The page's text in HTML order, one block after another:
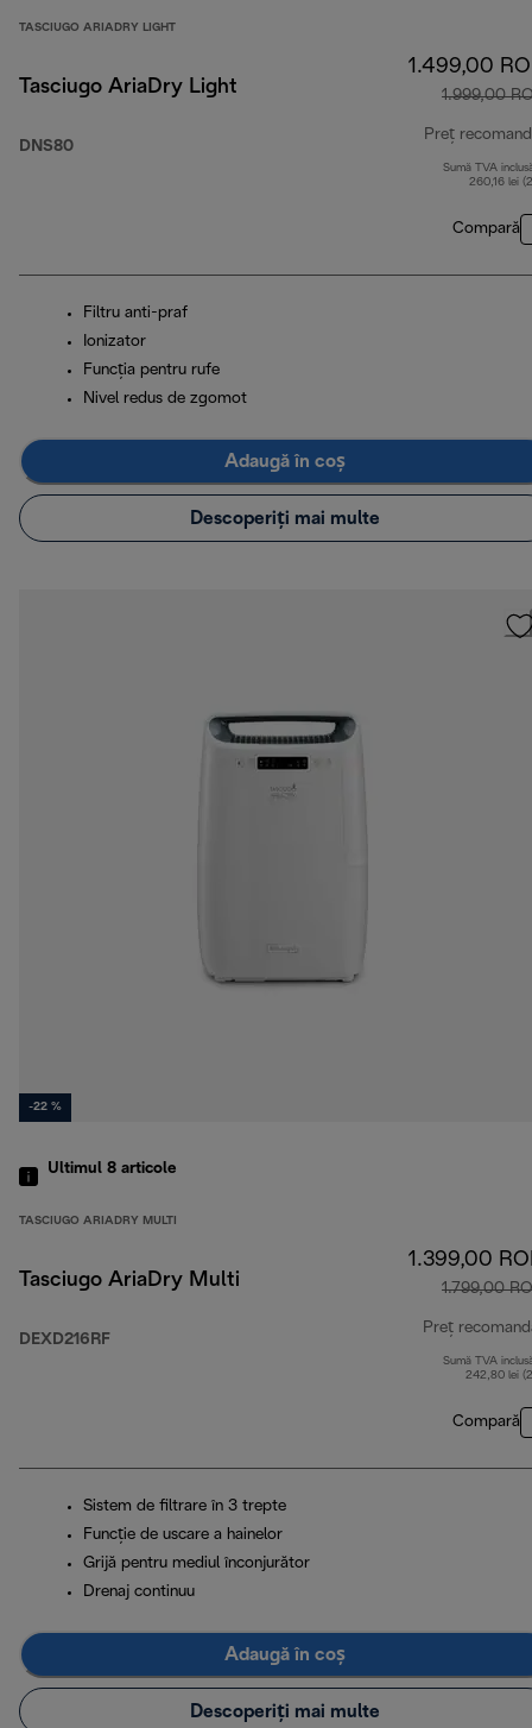
TASCIUGO ARIADRY LIGHT
Tasciugo AriaDry Light
DNS80
1.499,00
1.999,00
Preț
Sumă TVA
260,16 lei
Compară
Filtru anti-praf
Ionizator
Funcţia pentru rufe
Nivel redus de zgomot
Adaugă în coș
Descoperiți mai multe
-22 %
Ultimul 8 articole
TASCIUGO ARIADRY MULTI
Tasciugo AriaDry Multi
DEXD216RF
1.399,00
1.799,00
Preț
Sumă TVA
242,80 lei
Compară
Sistem de filtrare în 3 trepte
Funcție de uscare a hainelor
Grijă pentru mediul înconjurător
Drenaj continuu
Adaugă în coș
Descoperiți mai multe